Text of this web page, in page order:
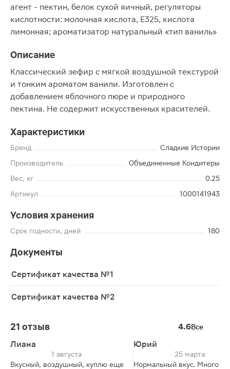
агент - пектин, белок сухой яичный, регуляторы
кислотности: молочная кислота, Е325, кислота
лимонная; ароматизатор натуральный «тип ваниль»
Описание
Классический зефир с мягкой воздушной текстурой
и тонким ароматом ванили. Изготовлен с
добавлением яблочного пюре и природного
пектина. Не содержит искусственных красителей.
Характеристики
Бренд
Сладкие Истории
Производитель
Объединенные Кондитеры
Вес, кг
0.25
Артикул
1000141943
Условия хранения
Срок годности, дней 180
Документы
Сертификат качества №1
Сертификат качества №2
21 отзыв 4.6Все
Лиана
1 августа
Вкусный, воздушный, куплю еще
Юрий
25 марта
Нормальный вкус. Много